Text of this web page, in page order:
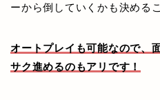
ーから倒していくかも決める
オートプレイも可能なので、
サク進めるのもアリです！